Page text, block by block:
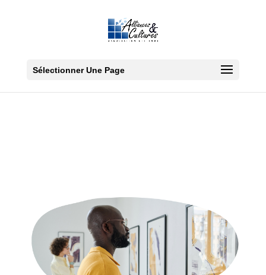
Sélectionner Une Page